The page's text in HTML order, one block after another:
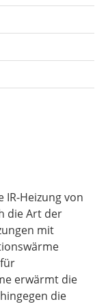
Heizung von
die Art der
mit
erwärmt die
die